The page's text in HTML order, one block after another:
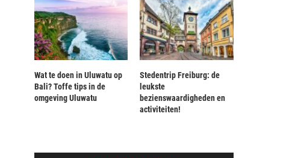
Wat te doen in Uluwatu op
Bali? Toffe tips in de
omgeving Uluwatu
Stedentrip Freiburg: de
leukste
bezienswaardigheden en
activiteiten!